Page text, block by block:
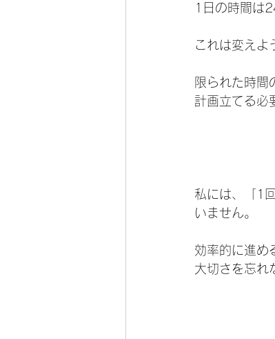
1日の時間は
これは変えよ
限られた時間
計画立てる必
私には、「1
いません。
効率的に進め
大切さを忘れ